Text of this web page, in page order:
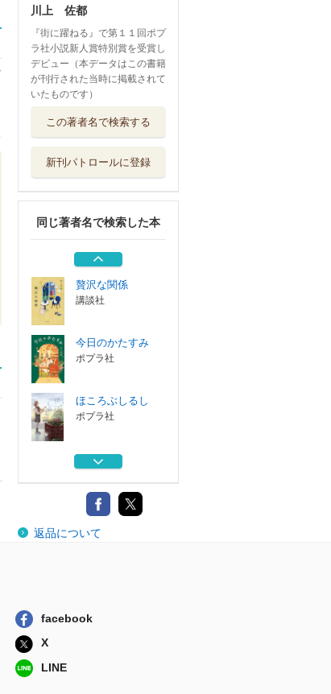
川上 佐都
『街に躍ねる』で第１１回ポプ
ラ社小説新人賞特別賞を受賞し
デビュー（本データはこの書籍
が刊行された当時に掲載されて
いたものです）
この著者名で検索する
新刊パトロールに登録
同じ著者名で検索した本
ポプラ社
街に躍ねる
今日のかたすみ
ポプラ社
贅沢な関係
講談社
今日のかたすみ
ポプラ社
ほころぶしるし
ポプラ社
街に躍ねる
今日のかたすみ
ポプラ社
返品について
facebook
X
LINE